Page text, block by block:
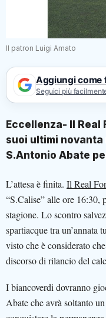
Il patron Luigi Amato
Aggiungi come
Seguici più
Eccellenza- Il
suoi ultimi novanta
S.Antonio Abate
L’attesa è finita. Il Real
“S.Calise” alle ore 16:30,
stagione. Lo scontro
spartiacque tra un’annata
visto che è considerato
discorso di rilancio del
I biancoverdi dovranno
Abate che avrà soltanto